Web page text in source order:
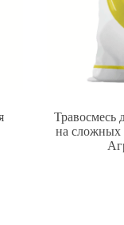
Травосмесь
на сложных